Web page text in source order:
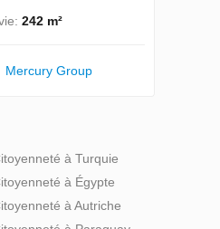
242 m²
Mercury Group
à Turquie
à Égypte
à Autriche